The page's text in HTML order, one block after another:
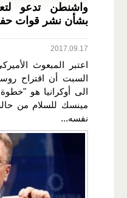
واشنطن تدعو
بشأن نشر قوات
2017.09.17
اعتبر المبعوث
السبت أن اقتراح
الى أوكرانيا هو
مينسك للسلام من
نفسه...